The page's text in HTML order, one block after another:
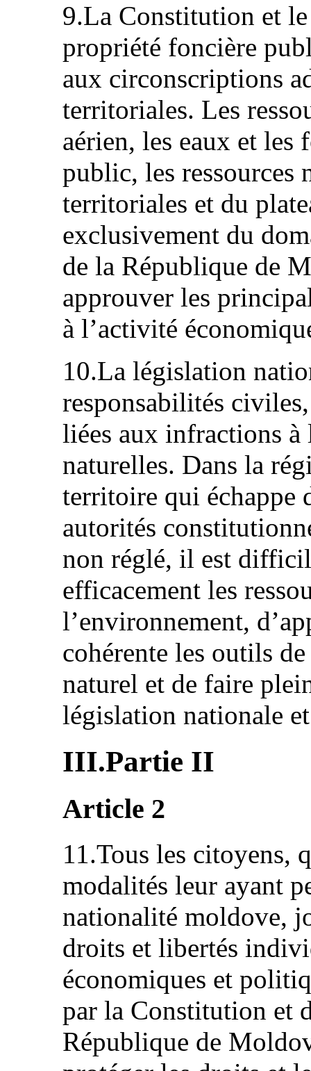
9.La Constitution et
propriété foncière
aux circonscriptions
territoriales. Les
aérien, les eaux et les
public, les ressources
territoriales et du
exclusivement du
de la République de
approuver les
à l’activité
10.La législation
responsabilités
liées aux infractions à
naturelles. Dans la
territoire qui échappe
autorités
non réglé, il est
efficacement les
l’environnement,
cohérente les outils
naturel et de faire
législation nationale
III.Partie II
Article 2
11.Tous les citoyens,
modalités leur ayant
nationalité moldove,
droits et libertés
économiques et
par la Constitution et
République de